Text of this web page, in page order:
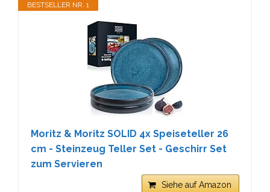
BESTSELLER NR. 1
Moritz & Moritz SOLID 4x Speiseteller 26
cm - Steinzeug Teller Set - Geschirr Set
zum Servieren
Siehe auf Amazon